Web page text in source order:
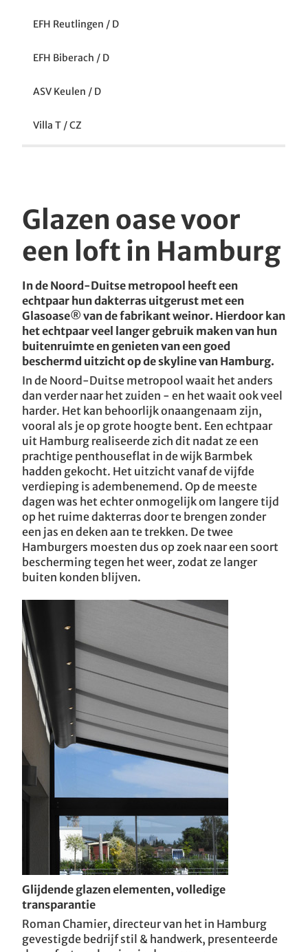
EFH Reutlingen / D
EFH Biberach / D
ASV Keulen / D
Villa T / CZ
Glazen oase voor
een loft in Hamburg
In de Noord-Duitse metropool heeft een
echtpaar hun dakterras uitgerust met een
Glasoase® van de fabrikant weinor. Hierdoor kan
het echtpaar veel langer gebruik maken van hun
buitenruimte en genieten van een goed
beschermd uitzicht op de skyline van Hamburg.
In de Noord-Duitse metropool waait het anders
dan verder naar het zuiden - en het waait ook veel
harder. Het kan behoorlijk onaangenaam zijn,
vooral als je op grote hoogte bent. Een echtpaar
uit Hamburg realiseerde zich dit nadat ze een
prachtige penthouseflat in de wijk Barmbek
hadden gekocht. Het uitzicht vanaf de vijfde
verdieping is adembenemend. Op de meeste
dagen was het echter onmogelijk om langere tijd
op het ruime dakterras door te brengen zonder
een jas en deken aan te trekken. De twee
Hamburgers moesten dus op zoek naar een soort
bescherming tegen het weer, zodat ze langer
buiten konden blijven.
Glijdende glazen elementen, volledige
transparantie
Roman Chamier, directeur van het in Hamburg
gevestigde bedrijf stil & handwerk, presenteerde